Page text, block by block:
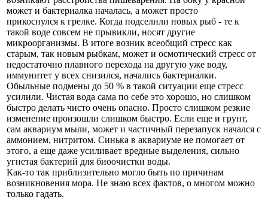
может и бактериалка началась, а может просто
прикоснулся к грелке. Когда подселили новых рыб - те к
такой воде совсем не прывикли, носят другие
микроорганизмы. В итоге возник всеобщий стресс как
старым, так новым рыбкам, может и осмотический стресс от
недостаточно плавного перехода на другую уже воду,
иммунитет у всех снизился, начались бактериалки.
Обыльные подмены до 50 % в такой ситуации еще стресс
усилили. Чистая вода сама по себе это хорошо, но слишком
быстро делать чисто очень опасно. Просто слишком резкие
изменение произошли слишком быстро. Если еще и грунт,
сам аквариум мыли, может и частичный перезапуск начался с
аммонием, нитритом. Синька в аквариуме не помогает от
этого, а еще даже усиливает вредные выделения, сильно
угнетая бактерий для биоочистки воды.
Как-то так приблизительно могло быть по причинам
возникновения мора. Не знаю всех фактов, о многом можно
только гадать.